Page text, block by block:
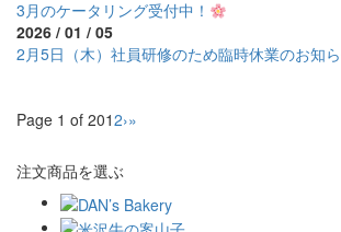
3月のケータリング受付中！
2026 / 01 / 05
2月5日（木）社員研修のため臨時休業のお知
Page 1 of 2012›»
注文商品を選ぶ